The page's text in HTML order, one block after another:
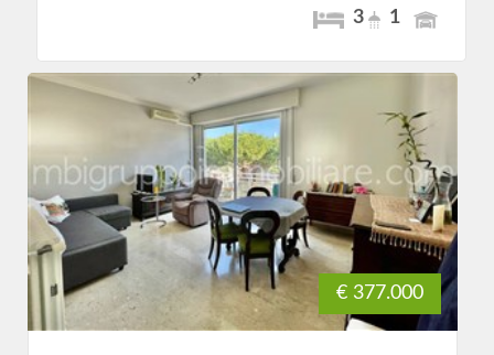
3
1
€ 377.000